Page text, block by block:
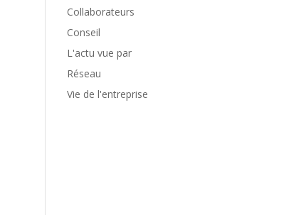
Collaborateurs
Conseil
L'actu vue par
Réseau
Vie de l'entreprise